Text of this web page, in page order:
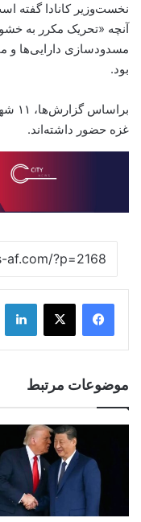
نخست‌وزیر کانادا گفته
آنچه «تحریک مکرر به
مسدودسازی دارایی‌ها و
بود.
غزه حضور داشته‌اند.
موضوعات مرتبط